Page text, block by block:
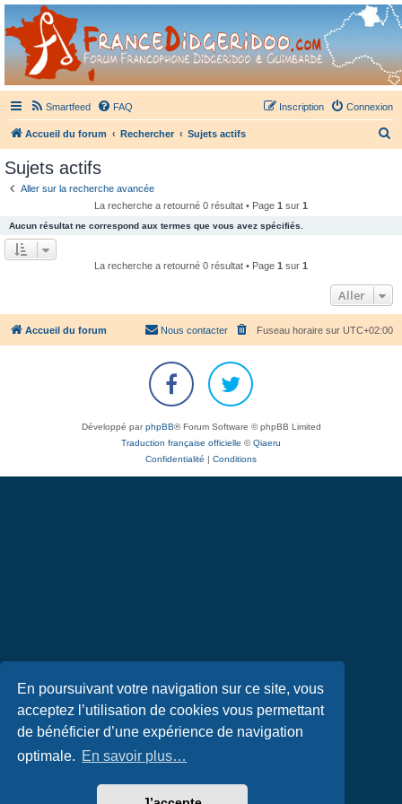
En poursuivant votre navigation sur ce site, vous
acceptez l’utilisation de cookies vous permettant
de bénéficier d’une expérience de navigation
optimale. En savoir plus…
France Didgeridoo
Didgeridoo et Guimbarde sur France Didgeridoo - retrouvez la communauté.
Smartfeed FAQ Connexion
Inscription
Accueil du forum Rechercher Sujets actifs
h
e
r
Sujets actifs
Aller sur la recherche avancée
La recherche a retourné 0 résultat • Page 1 sur 1
Aucun résultat ne correspond aux termes que vous avez spécifiés.
La recherche a retourné 0 résultat • Page 1 sur 1
Aller
Accueil du forum Fuseau horaire sur UTC+02:00
Nous contacter
Développé parphpBB® Forum Software © phpBB Limited
Traduction française officielle ©Qiaeru
Confidentialité | Conditions